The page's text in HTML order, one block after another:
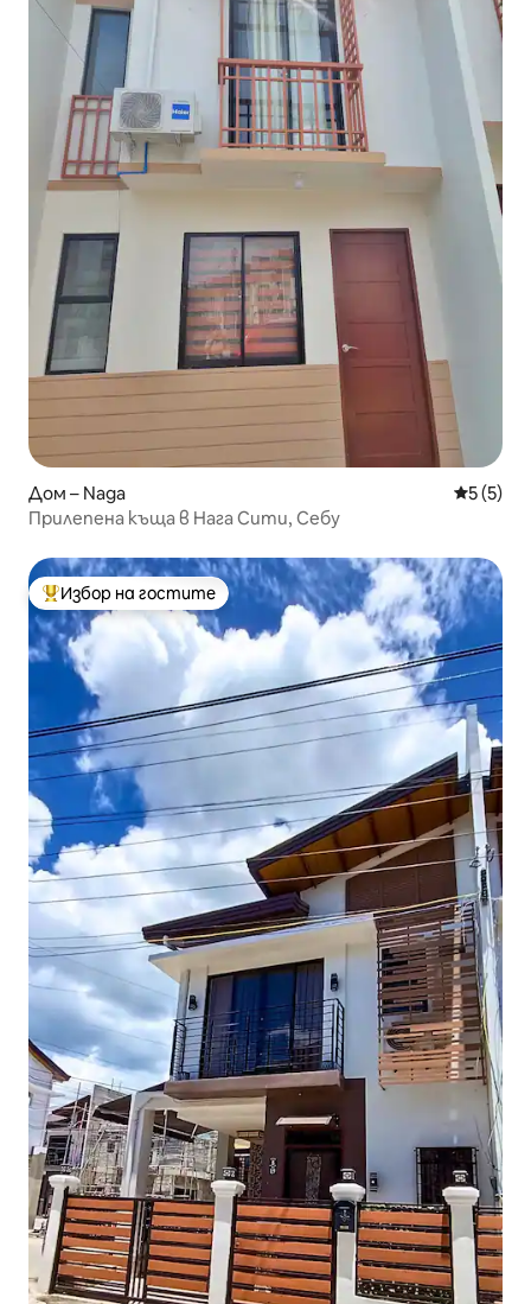
Дом – Naga Средна
5 (5)
Прилепена къща в Нага Сити, Себу
Най-популярен избор на гостите
Избор на гостите